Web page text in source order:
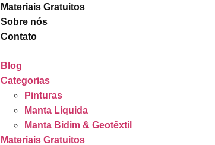
Materiais Gratuitos
Sobre nós
Contato
Blog
Categorias
Pinturas
Manta Líquida
Manta Bidim & Geotêxtil
Materiais Gratuitos